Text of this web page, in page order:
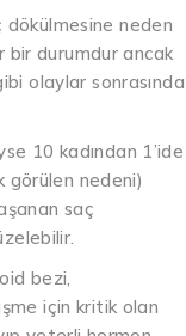
neden
bir durumdur ancak
olaylar sonrasında
10 kadından 1’ide
görülen nedeni)
saç
bezi,
için kritik olan